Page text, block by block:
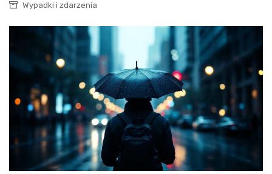
Wypadki i zdarzenia